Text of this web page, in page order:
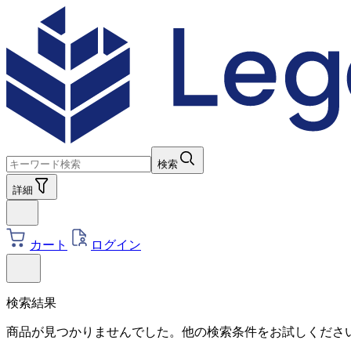
検索
詳細
カート ログイン
検索結果
商品が見つかりませんでした。他の検索条件をお試しくださ